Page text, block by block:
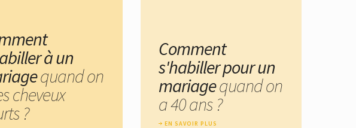
à un
quand on
cheveux
?
Comment
s'habiller pour un
mariagequand on
a 40 ans ?
EN SAVOIR PLUS